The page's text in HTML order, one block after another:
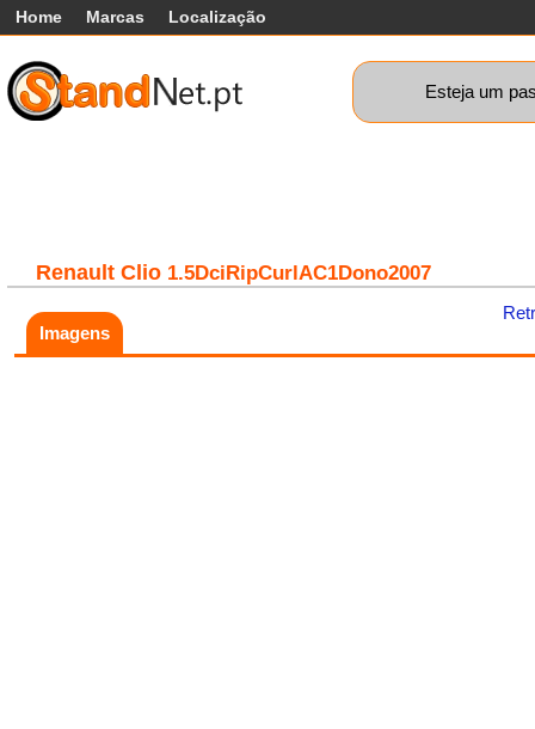
Home Marcas Localização
Esteja um
Renault Clio 1.5DciRipCurlAC1Dono2007
Imagens